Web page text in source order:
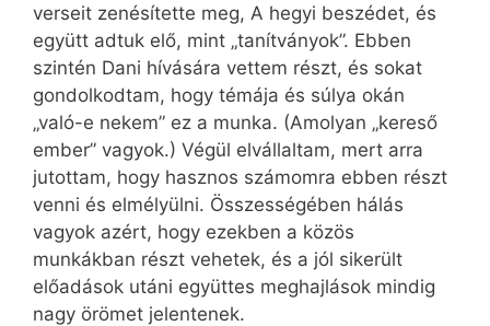
verseit zenésítette meg, A hegyi beszédet, és
együtt adtuk elő, mint „tanítványok”. Ebben
szintén Dani hívására vettem részt, és sokat
gondolkodtam, hogy témája és súlya okán
„való-e nekem” ez a munka. (Amolyan „kereső
ember” vagyok.) Végül elvállaltam, mert arra
jutottam, hogy hasznos számomra ebben részt
venni és elmélyülni. Összességében hálás
vagyok azért, hogy ezekben a közös
munkákban részt vehetek, és a jól sikerült
előadások utáni együttes meghajlások mindig
nagy örömet jelentenek.